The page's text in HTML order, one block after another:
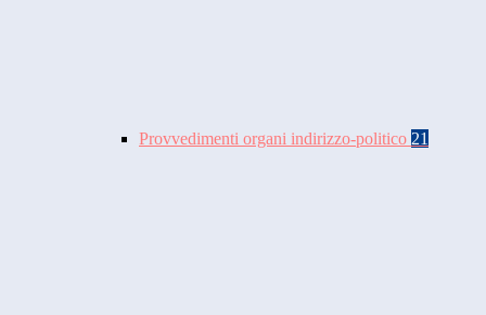
Provvedimenti organi indirizzo-politico 21